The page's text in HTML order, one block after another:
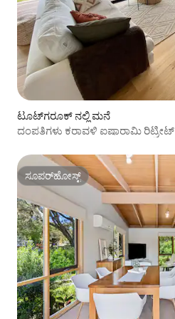
ಟೂಟ್‌ಗರೂಕ್ ನಲ್ಲಿ ಮನೆ
ದಂಪತಿಗಳು ಕರಾವಳಿ ಐಷಾರಾಮಿ ರಿಟ್ರೀಟ್
ಸೂಪರ್‌ಹೋಸ್ಟ್
ಸೂಪರ್‌ಹೋಸ್ಟ್